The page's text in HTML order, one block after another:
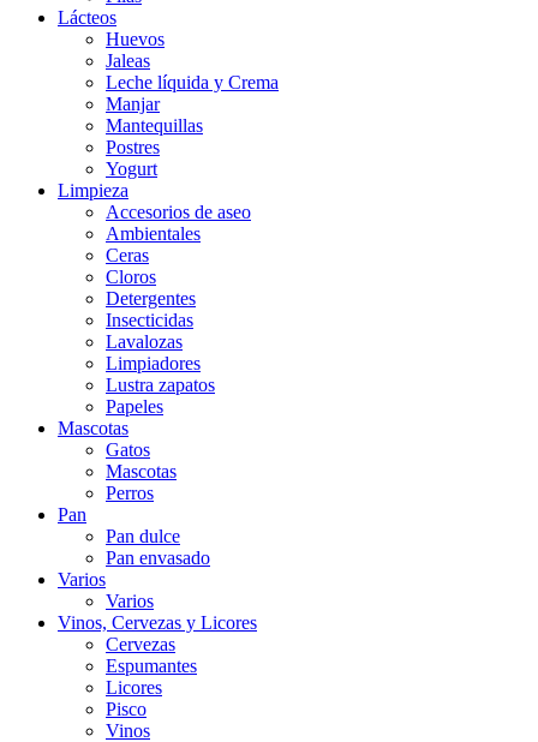
Lácteos
Huevos
Jaleas
Leche líquida y Crema
Manjar
Mantequillas
Postres
Yogurt
Limpieza
Accesorios de aseo
Ambientales
Ceras
Cloros
Detergentes
Insecticidas
Lavalozas
Limpiadores
Lustra zapatos
Papeles
Mascotas
Gatos
Mascotas
Perros
Pan
Pan dulce
Pan envasado
Varios
Varios
Vinos, Cervezas y Licores
Cervezas
Espumantes
Licores
Pisco
Vinos